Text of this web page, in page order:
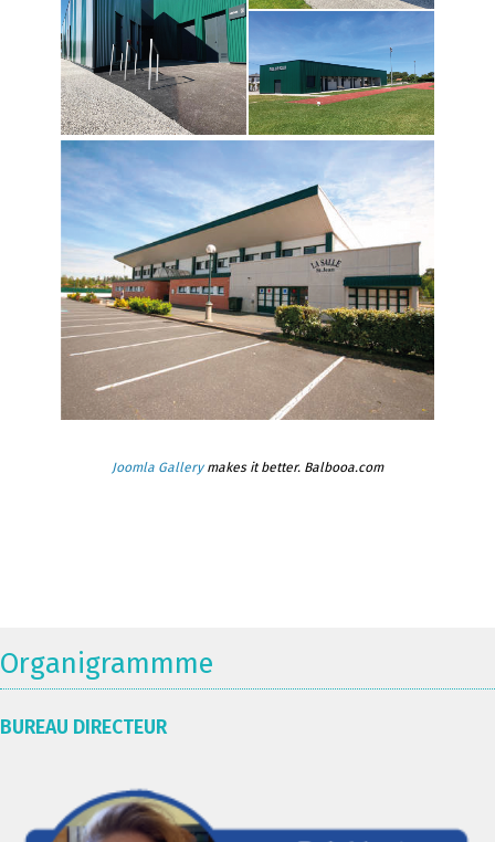
Joomla Gallerymakes it better. Balbooa.com
Organigrammme
BUREAU DIRECTEUR